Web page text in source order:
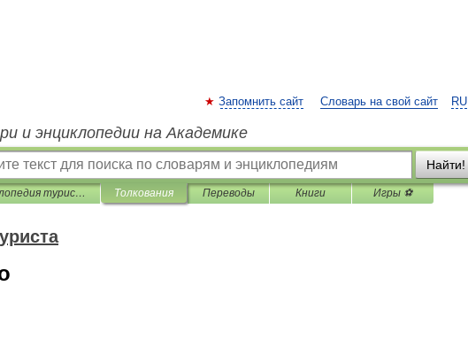
RU
Запомнить сайт Словарь на свой сайт
и энциклопедии на Академике
Найти!
Энциклопедия туриста Толкования Переводы Книги Игры ⚽